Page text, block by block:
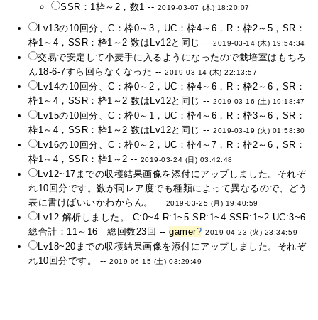
SSR：1枠～2，数1 -- 2019-03-07 (木) 18:20:07
Lv13の10回分、C：枠0～3，UC：枠4～6，R：枠2～5，SR：
枠1～4，SSR：枠1～2 数はLv12と同じ --2019-03-14 (木) 19:54:34
交易で安定して小麦手に入るようになったので栽培室はもちろ
ん18-6-7すら回らなくなった --2019-03-14 (木) 22:13:57
Lv14の10回分、C：枠0～2，UC：枠4～6，R：枠2～6，SR：
枠1～4，SSR：枠1～2 数はLv12と同じ --2019-03-16 (土) 19:18:47
Lv15の10回分、C：枠0～1，UC：枠4～6，R：枠3～6，SR：
枠1～4，SSR：枠1～2 数はLv12と同じ --2019-03-19 (火) 01:58:30
Lv16の10回分、C：枠0～2，UC：枠4～7，R：枠2～6，SR：
枠1～4，SSR：枠1～2 -- 2019-03-24 (日) 03:42:48
Lv12~17までの収穫結果画像を添付にアップしました。それぞ
れ10回分です。数が同レア度でも種類によって異なるので、どう
表に書けばいいかわからん。 -- 2019-03-25 (月) 19:40:59
Lv12 解析しました。 C:0~4 R:1~5 SR:1~4 SSR:1~2 UC:3~6
総合計：11～16 総回数23回 --gamer? 2019-04-23 (火) 23:34:59
Lv18~20までの収穫結果画像を添付にアップしました。それぞ
れ10回分です。 --2019-06-15 (土) 03:29:49